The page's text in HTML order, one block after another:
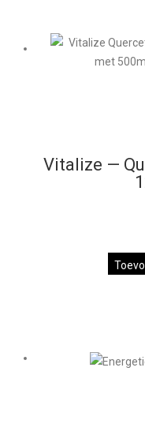
Vitalize —